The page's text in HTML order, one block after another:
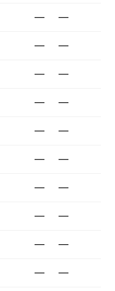
— —
— —
— —
— —
— —
— —
— —
— —
— —
— —